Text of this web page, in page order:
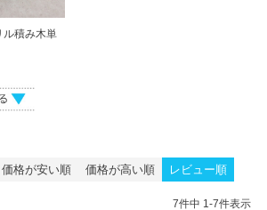
積み木単
価格が安い順 価格が高い順 レビュー順
7件中 1-7件表示